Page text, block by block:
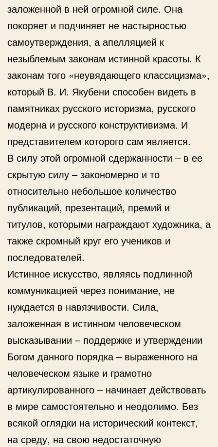
заложенной в ней огромной силе. Она
покоряет и подчиняет не настырностью
самоутверждения, а апелляцией к
незыблемым законам истинной красоты. К
законам того «неувядающего классицизма»,
который В. И. Якубени способен видеть в
памятниках русского историзма, русского
модерна и русского конструктивизма. И
представителем которого сам является.
В силу этой огромной сдержанности – в ее
скрытую силу – закономерно и то
относительно небольшое количество
публикаций, презентаций, премий и
титулов, которыми награждают художника, а
также скромный круг его учеников и
последователей.
Истинное искусство, являясь подлинной
коммуникацией через понимание, не
нуждается в навязчивости. Сила,
заложенная в истинном человеческом
высказывании – поддержке и утверждении
Богом данного порядка – выраженного на
человеческом языке и грамотно
артикулированного – начинает действовать
в мире самостоятельно и неодолимо. Без
всякой оглядки на исторический контекст,
на среду, на свою недостаточную